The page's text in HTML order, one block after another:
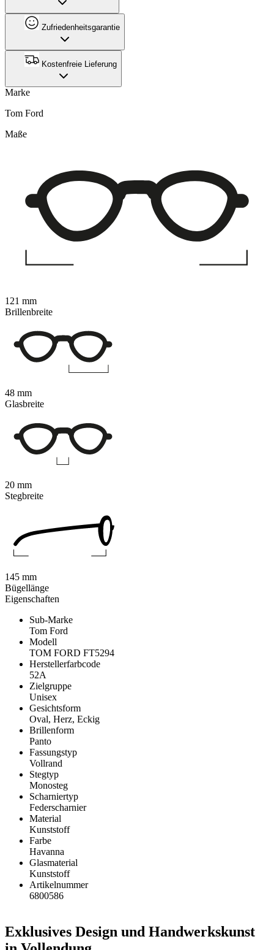
Zufriedenheitsgarantie
Kostenfreie Lieferung
Marke
Tom Ford
Eigenschaften
Sub-Marke
Tom Ford
Modell
TOM FORD FT5294
Herstellerfarbcode
52A
Zielgruppe
Unisex
Gesichtsform
Oval, Herz, Eckig
Brillenform
Panto
Fassungstyp
Vollrand
Stegtyp
Monosteg
Scharniertyp
Federscharnier
Material
Kunststoff
Farbe
Havanna
Glasmaterial
Kunststoff
Artikelnummer
6800586
Exklusives Design und Handwerkskunst
Maße
121 mm
Brillenbreite
48 mm
Glasbreite
20 mm
Stegbreite
145 mm
Bügellänge